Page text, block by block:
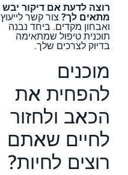
רוצה לדעת אם דיקור יבש
מתאים לך? צור קשר לייעוץ
ואבחון מקדים. ביחד נבנה
תוכנית טיפול שמתאימה
בדיוק לצרכים שלך.
מוכנים
להפחית את
הכאב ולחזור
לחיים שאתם
רוצים לחיות?